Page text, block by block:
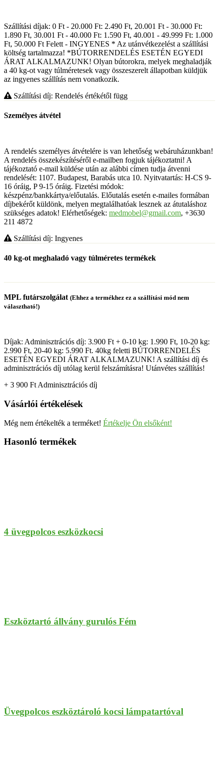
Szállítási díjak: 0 Ft - 20.000 Ft: 2.490 Ft, 20.001 Ft - 30.000 Ft:
1.890 Ft, 30.001 Ft - 40.000 Ft: 1.590 Ft, 40.001 - 49.999 Ft: 1.000
Ft, 50.000 Ft Felett - INGYENES * Az utánvétkezelést a szállítási
költség tartalmazza! *BÚTORRENDELÉS ESETÉN EGYEDI
ÁRAT ALKALMAZUNK! Olyan bútorokra, melyek meghaladják
a 40 kg-ot vagy túlméretesek vagy összeszerelt állapotban küldjük
az ingyenes szállítás nem vonatkozik.
Szállítási díj: Rendelés értékétől függ
Személyes átvétel
A rendelés személyes átvételére is van lehetőség webáruházunkban!
A rendelés összekészítéséről e-mailben fogjuk tájékoztatni! A
tájékoztató e-mail küldése után az alábbi címen tudja átvenni
rendelését: 1107. Budapest, Barabás utca 10. Nyitvatartás: H-CS 9-
16 óráig, P 9-15 óráig. Fizetési módok:
készpénz/bankkártya/előutalás. Előutalás esetén e-mailes formában
díjbekérőt küldönk, melyen megtalálhatóak lesznek az átutaláshoz
szükséges adatok! Elérhetőségek: medmobel@gmail.com, +3630
211 4872
Szállítási díj: Ingyenes
40 kg-ot meghaladó vagy túlméretes termékek
MPL futárszolgálat (Ehhez a termékhez ez a szállítási mód nem
választható!)
Díjak: Adminisztrációs díj: 3.900 Ft + 0-10 kg: 1.990 Ft, 10-20 kg:
2.990 Ft, 20-40 kg: 5.990 Ft. 40kg feletti BÚTORRENDELÉS
ESETÉN EGYEDI ÁRAT ALKALMAZUNK! A szállítási díj és
adminisztrációs díj utólag kerül felszámításra! Utánvétes szállítás!
+ 3 900 Ft Adminisztrációs díj
Vásárlói értékelések
Még nem értékelték a terméket! Értékelje Ön elsőként!
Hasonló termékek
4 üvegpolcos eszközkocsi
Eszköztartó állvány gurulós Fém
Üvegpolcos eszköztároló kocsi lámpatartóval